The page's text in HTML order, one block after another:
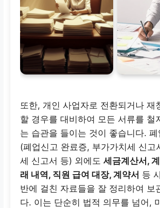
장부, 손익계
상태표, 결손
빙
폐업 관련 핵
영구 보관 권
폐업신고 완
가치세/종합
종 신고서
전문가 상담
또한, 개인 사업자로 전환되거나 재
할 경우를 대비하여 모든 서류를 철
는 습관을 들이는 것이 좋습니다.
(폐업신고 완료증, 부가가치세 신고
세 신고서 등) 외에도세금계산서,
래 내역, 직원 급여 대장, 계약서 등
반에 걸친 자료들을 잘 정리하여 보
다. 이는 단순히 법적 의무를 넘어,